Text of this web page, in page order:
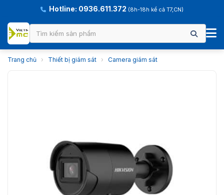
Hotline: 0936.611.372 (8h-18h kể cả T7,CN)
Trang chủ › Thiết bị giám sát › Camera giám sát